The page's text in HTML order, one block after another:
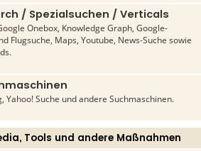
/ Spezialsuchen / Verticals
Onebox, Knowledge Graph, Google-
Flugsuche, Maps, Youtube, News-Suche sowie
Yahoo! Suche und andere Suchmaschinen.
Tools und andere Maßnahmen